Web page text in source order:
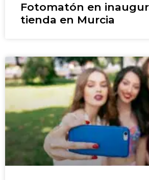
Fotomatón en
tienda en Murcia